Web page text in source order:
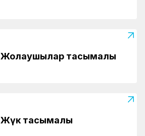
Жолаушылар тасымалы
Жүк тасымалы